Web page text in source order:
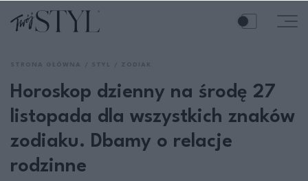
Horoskop dzienny na środę 27
listopada dla wszystkich znaków
zodiaku. Dbamy o relacje
rodzinne